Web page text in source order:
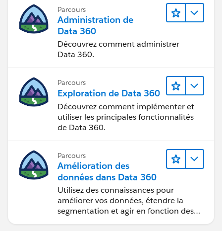
Parcours
Administration de
Data 360
Découvrez comment administrer
Data 360.
Parcours
Exploration de Data 360
Découvrez comment implémenter et
utiliser les principales fonctionnalités
de Data 360.
Parcours
Amélioration des
données dans Data 360
Utilisez des connaissances pour
améliorer vos données, étendre la
segmentation et agir en fonction des
données.